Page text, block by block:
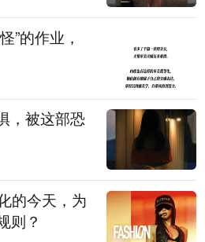
”的作业，
，被这部恐
的今天，为
则？